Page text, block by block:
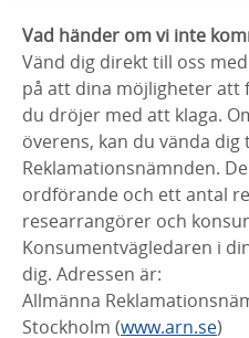
Vad händer om vi inte
Vänd dig direkt till oss
på att dina möjligheter att
du dröjer med att klaga.
överens, kan du vända dig
Reklamationsnämnden.
ordförande och ett antal
researrangörer och
Konsumentvägledaren i
dig. Adressen är:
Allmänna
Stockholm (www.arn.se)